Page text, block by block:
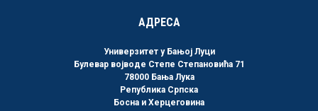
АДРЕСА
Универзитет у Бањој Луци
Булевар војводе Степе Степановића 71
78000 Бања Лука
Република Српска
Босна и Херцеговина